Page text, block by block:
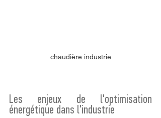
chaudière industrie
Les enjeux de l'optimisation
énergétique dans l'industrie